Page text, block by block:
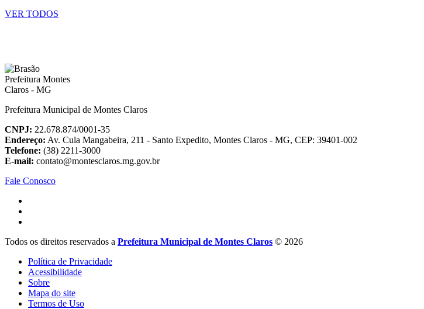
VER TODOS
Prefeitura Municipal de Montes Claros
CNPJ: 22.678.874/0001-35
Endereço: Av. Cula Mangabeira, 211 - Santo Expedito, Montes Claros - MG, CEP: 39401-002
Telefone: (38) 2211-3000
E-mail: contato@montesclaros.mg.gov.br
Fale Conosco
Todos os direitos reservados a Prefeitura Municipal de Montes Claros © 2026
Política de Privacidade
Acessibilidade
Sobre
Mapa do site
Termos de Uso